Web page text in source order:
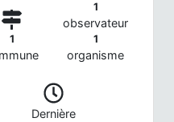
1
1
observateur
1
organisme
Dernière